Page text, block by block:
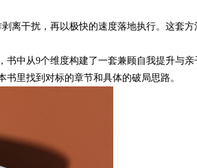
离干扰，再以极快的速度落地执行。这套方
书中从9个维度构建了一套兼顾自我提升与亲
里找到对标的章节和具体的破局思路。